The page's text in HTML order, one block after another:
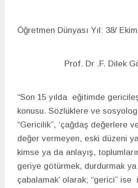
Öğretmen Dünyası Yıl: 38/
Prof. Dr .F. Dilek
“Son 15 yılda eğitimde
konusu. Sözlüklere ve
“Gericilik”, ‘çağdaş değerlere
değer vermeyen, eski düzeni
kimse ya da anlayış,
geriye götürmek, durdurmak
çabalamak’ olarak; “gerici” ise